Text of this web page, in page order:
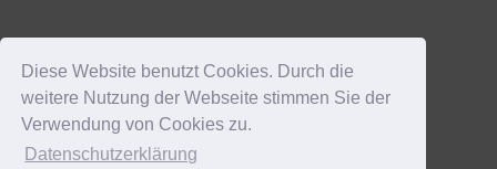
Diese Website benutzt Cookies. Durch die
weitere Nutzung der Webseite stimmen Sie der
Verwendung von Cookies zu.
Datenschutzerklärung